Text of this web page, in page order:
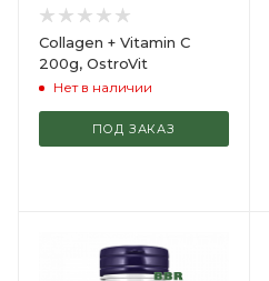
Collagen + Vitamin C
200g, OstroVit
Нет в наличии
ПОД ЗАКАЗ